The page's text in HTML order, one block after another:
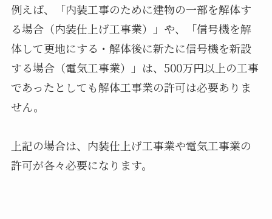
例えば、「内装工事のために建物の一部を解体す
る場合（内装仕上げ工事業）」や、「信号機を解
体して更地にする・解体後に新たに信号機を新設
する場合（電気工事業）」は、500万円以上の工事
であったとしても解体工事業の許可は必要ありま
せん。
上記の場合は、内装仕上げ工事業や電気工事業の
許可が各々必要になります。